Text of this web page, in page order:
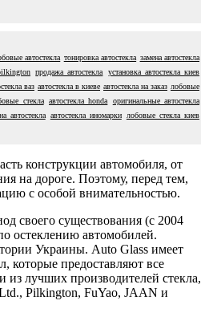
автостекла тонировка автостекла замена автостекла
продажа автостекла
установка автостекла киев
ваз автостекла в киеве автостекла на заказ лобовые
стекла автостекла honda
оригинальные автостекла
автостекла автостекла иномарки
лобовые стекла киев
конструкции автомобиля, от
на дороге. Поэтому, перед тем,
с особой внимательностью.
своего существования (с 2004
остеклению автомобилей.
Украины. Auto Glass имеет
которые предоставляют все
лучших производителей стекла,
Pilkington, FuYao, JAAN и